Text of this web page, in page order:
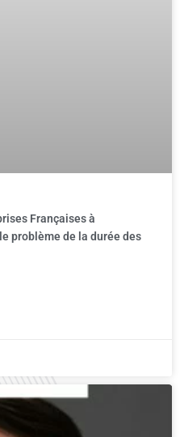
Françaises à
problème de la durée des